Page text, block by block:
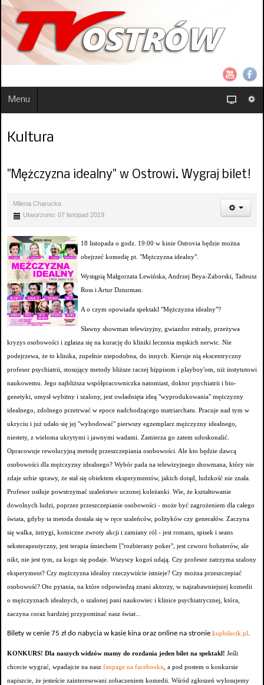
Menu
Kultura
"Mężczyzna idealny" w Ostrowi. Wygraj bilet!
Milena Charucka
Utworzono: 07 listopad 2019
18 listopada o godz. 19:00 w kinie Ostrovia będzie można
obejrzeć komedię pt. "Mężczyzna idealny".
Wystąpią Małgorzata Lewińska, Andrzej Beya-Zaborski, Tadeusz
Ross i Artur Dziurman.
A o czym opowiada spektakl "Mężczyzna idealny"?
Sławny showman telewizyjny, gwiazdor estrady, przeżywa
kryzys osobowości i zgłasza się na kurację do kliniki leczenia męskich nerwic. Nie
podejrzewa, że to klinika, zupełnie niepodobna, do innych. Kieruje nią ekscentryczny
profesor psychiatrii, stosujący metody bliższe raczej hippisom i playboy'om, niż instytutowi
naukowemu. Jego najbliższa współpracowniczka natomiast, doktor psychiatrii i bio-
genetyki, umysł wybitny i szalony, jest owładnięta ideą "wyprodukowania" mężczyzny
idealnego, zdolnego przetrwać w epoce nadchodzącego matriarchatu. Pracuje nad tym w
ukryciu i już udało się jej "wyhodować" pierwszy egzemplarz mężczyzny idealnego,
niestety, z wieloma ukrytymi i jawnymi wadami. Zamierza go zatem udoskonalić.
Opracowuje rewolucyjną metodę przeszczepiania osobowości. Ale kto będzie dawcą
osobowości dla mężczyzny idealnego? Wybór pada na telewizyjnego showmana, który nie
zdaje sobie sprawy, że stał się obiektem eksperymentów, jakich dotąd, ludzkość nie znała.
Profesor usiłuje powstrzymać szaleństwo uczonej koleżanki. Wie, że kształtowanie
dowolnych ludzi, poprzez przeszczepianie osobowości - może być zagrożeniem dla całego
świata, gdyby ta metoda dostała się w ręce szaleńców, polityków czy generałów. Zaczyna
się walka, intrygi, komiczne zwroty akcji i zamiany ról - jest romans, spisek i seans
seksterapeutyczny, jest terapia śmiechem ["rozbierany poker", jest czworo bohaterów, ale
nikt, nie jest tym, za kogo się podaje. Wszyscy kogoś udają. Czy profesor zatrzyma szalony
eksperyment? Czy mężczyzna idealny rzeczywiście istnieje? Czy można przeszczepiać
osobowość? Oto pytania, na które odpowiedzą znani aktorzy, w najzabawniejszej komedii
o mężczyznach idealnych, o szalonej pani naukowiec i klinice psychiatrycznej, która,
zaczyna coraz bardziej przypominać nasz świat...
Bilety w cenie 75 zł do nabycia w kasie kina oraz online na stronie kupbilecik.pl.
KONKURS! Dla naszych widzów mamy do rozdania jeden bilet na spektakl! Jeśli
chcecie wygrać, wpadajcie na nasz fanpage na facebooku, a pod postem o konkursie
napiszcie, że jesteście zainteresowani zobaczeniem komedii. Wśród zgłoszeń wylosujemy